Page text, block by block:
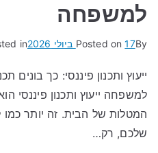
למשפחה
By
Posted on17 ביולי 2026 in
ייעוץ ותכנון פיננסי: כך בונים
למשפחה ייעוץ ותכנון פיננסי
המטלות של הבית. זה יותר כמו
שלכם, רק…